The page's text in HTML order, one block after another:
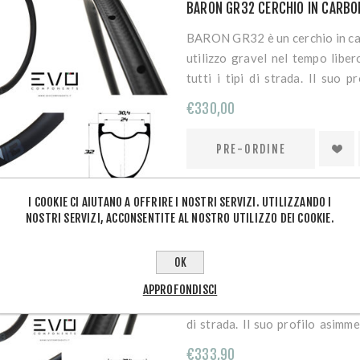
stallonamento: il tallone del
sua pressione, nessun
ORDINAZIONE Vedi
BARON GR32 CERCHIO IN
BARON GR32 è un cerchio in
utilizzo gravel nel tempo
tutti i tipi di strada. Il suo
senza aggiungere peso.
carbonio UD opaco. Peso:
interna di 24 mm conferisce
e grip senza sacrificare le
pneumatici vanno da 32mm
paranippli e valvola
(pneumatico+camera d'aria).
possiede tutti i suoi strumenti
VEDI REGOLAMENTO SITO
€330,00
BARON RR40 CERCHIO IN
BARON RR40 è un cerchio
l'utilizzo stradale nel tempo
di strada. Il suo profilo
€333,90
I COOKIE CI AIUTANO A OFFRIRE I NOSTRI SERVIZI. UTILIZZANDO I
NOSTRI SERVIZI, ACCONSENTITE AL NOSTRO UTILIZZO DEI COOKIE.
OK
APPROFONDISCI